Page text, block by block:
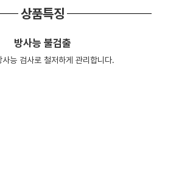
상품특징
방사능 불검출
사능 검사로 철저하게 관리합니다.